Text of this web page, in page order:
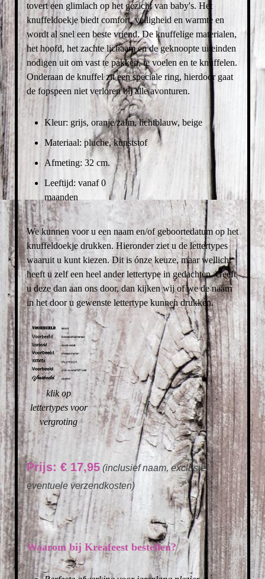
tovert een glimlach op het gezicht van baby's. Het
knuffeldoekje biedt comfort, veiligheid en warmte en
wordt al snel een beste vriend. De knuffelige materialen,
het hoofd, het zachte lichaam en de geknoopte uiteinden
nodigen uit om vast te pakken, te voelen en te knuffelen.
Onderaan de knuffel zit een speciale ring, hierdoor gaat
de fopspeen niet verloren bij alle avonturen.
Kleur: grijs, oranje/zalm, lichtblauw, beige
Materiaal: pluche, kunststof
Afmeting: 32 cm.
Leeftijd: vanaf 0
maanden
We kunnen voor u een naam en/of geboortedatum op het
knuffeldoekje drukken. Hieronder ziet u de lettertypes
waaruit u kunt kiezen. Dit is ónze keuze, maar wellicht
heeft u zelf een heel ander lettertype in gedachten. Geeft
u deze dan aan ons door, dan kijken wij of we de naam
in het door u gewenste lettertype kunnen drukken.
klik op
lettertypes voor
vergroting
Prijs: € 17,95 (inclusief naam, exclusief
eventuele verzendkosten)
Waarom bij Kreafeest bestellen?